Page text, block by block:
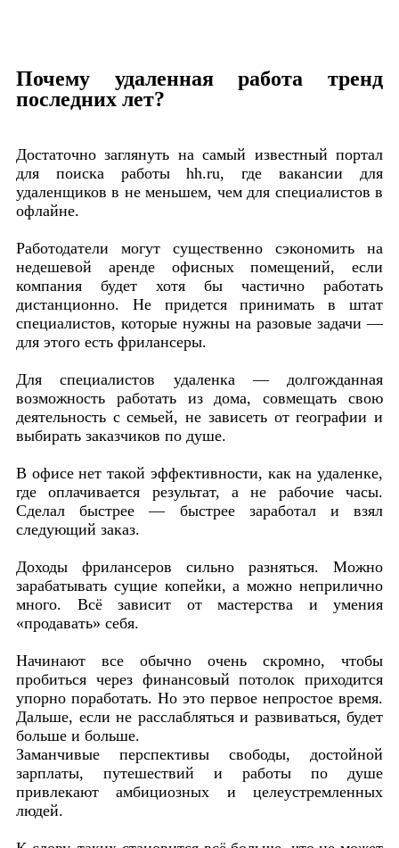
Почему удаленная работа тренд
последних лет?
Достаточно заглянуть на самый известный портал
для поиска работы hh.ru, где вакансии для
удаленщиков в не меньшем, чем для специалистов в
офлайне.
Работодатели могут существенно сэкономить на
недешевой аренде офисных помещений, если
компания будет хотя бы частично работать
дистанционно. Не придется принимать в штат
специалистов, которые нужны на разовые задачи —
для этого есть фрилансеры.
Для специалистов удаленка — долгожданная
возможность работать из дома, совмещать свою
деятельность с семьей, не зависеть от географии и
выбирать заказчиков по душе.
В офисе нет такой эффективности, как на удаленке,
где оплачивается результат, а не рабочие часы.
Сделал быстрее — быстрее заработал и взял
следующий заказ.
Доходы фрилансеров сильно разняться. Можно
зарабатывать сущие копейки, а можно неприлично
много. Всё зависит от мастерства и умения
«продавать» себя.
Начинают все обычно очень скромно, чтобы
пробиться через финансовый потолок приходится
упорно поработать. Но это первое непростое время.
Дальше, если не расслабляться и развиваться, будет
больше и больше.
Заманчивые перспективы свободы, достойной
зарплаты, путешествий и работы по душе
привлекают амбициозных и целеустремленных
людей.